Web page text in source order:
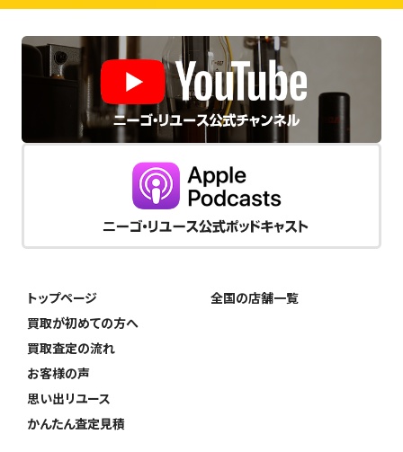
トップページ
買取が初めての方へ
買取査定の流れ
お客様の声
思い出リユース
かんたん査定見積
全国の店舗一覧